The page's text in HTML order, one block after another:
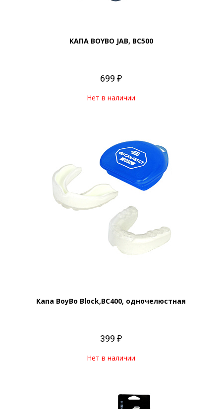
КАПА BOYBO JAB, BC500
699 ₽
Нет в наличии
Капа BoyBo Block,BC400, одночелюстная
399 ₽
Нет в наличии